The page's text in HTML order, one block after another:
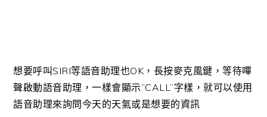
想要呼叫SIRI等語音助理也OK，長按麥克風鍵，等待嗶
聲啟動語音助理，一樣會顯示”CALL”字樣，就可以使用
語音助理來詢問今天的天氣或是想要的資訊